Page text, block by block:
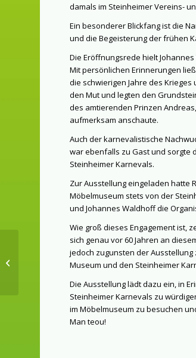
damals im Steinheimer Vereins-
Ein besonderer Blickfang ist die
und die Begeisterung der frühen
Die Eröffnungsrede hielt
Mit persönlichen Erinnerungen
die schwierigen Jahre des
den Mut und legten den
des amtierenden Prinzen
aufmerksam anschaute.
Auch der karnevalistische
war ebenfalls zu Gast und sorgte
Steinheimer Karnevals.
Zur Ausstellung eingeladen hatte
Möbelmuseum stets von der
und Johannes Waldhoff die
Wie groß dieses Engagement ist,
sich genau vor 60 Jahren an
jedoch zugunsten der
Museum und den Steinheimer
Die Ausstellung lädt dazu ein, in
Steinheimer Karnevals zu
im Möbelmuseum zu besuchen
Man teou!
Kapellentreffen 2026